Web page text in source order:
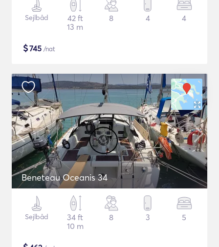
Sejlbåd
42 ft
13 m
8 4 4
$745 /nat
Beneteau Oceanis 34
Sejlbåd
34 ft
10 m
8 3 5